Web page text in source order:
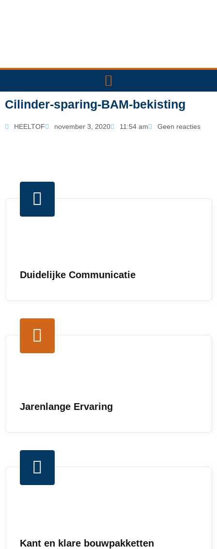
Cilinder-sparing-BAM-bekisting
HEELTOF november 3, 2020 11:54 am Geen reacties
Duidelijke Communicatie
Jarenlange Ervaring
Kant en klare bouwpakketten